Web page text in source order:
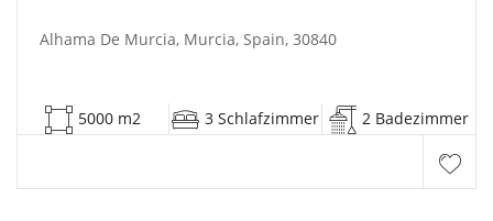
Alhama De Murcia, Murcia, Spain, 30840
5000 m2 3 Schlafzimmer 2 Badezimmer